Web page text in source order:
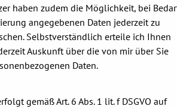
haben zudem die Möglichkeit, bei
angegebenen Daten jederzeit zu
Selbstverständlich erteile ich Ihnen
Auskunft über die von mir über Sie
Daten.
gemäß Art. 6 Abs. 1 lit. f DSGVO auf